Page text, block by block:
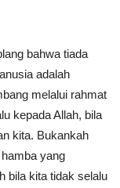
bahwa tiada
adalah
melalui rahmat
kepada Allah, bila
kita. Bukankah
yang
bila kita tidak selalu